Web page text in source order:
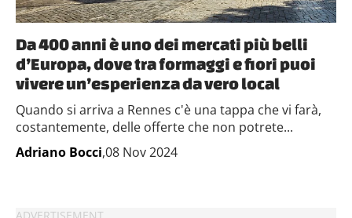
Da 400 anni è uno dei mercati più belli
d’Europa, dove tra formaggi e fiori puoi
vivere un’esperienza da vero local
Quando si arriva a Rennes c'è una tappa che vi farà,
costantemente, delle offerte che non potrete...
Adriano Bocci,08 Nov 2024